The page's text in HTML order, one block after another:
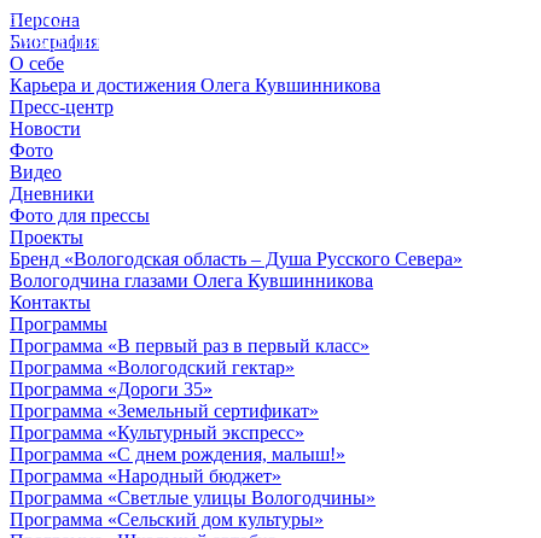
Персона
Биография
О себе
Карьера и достижения Олега Кувшинникова
Пресс-центр
Новости
Фото
Видео
Дневники
Фото для прессы
Проекты
Бренд «Вологодская область – Душа Русского Севера»
Вологодчина глазами Олега Кувшинникова
Контакты
Программы
Программа «В первый раз в первый класс»
Программа «Вологодский гектар»
Программа «Дороги 35»
Программа «Земельный сертификат»
Программа «Культурный экспресс»
Программа «С днем рождения, малыш!»
Программа «Народный бюджет»
Программа «Светлые улицы Вологодчины»
Программа «Сельский дом культуры»
© 2012 - 2023,
КУВШИННИКОВ О.А.